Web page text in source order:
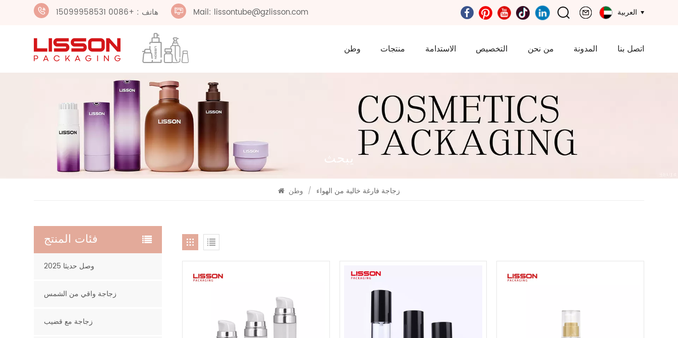
هاتف : +0086 15099958531 Mail: lissontube@gzlisson.com العربية
وطن منتجات الاستدامة التخصيص من نحن المدونة اتصل بنا
يبحث
/ زجاجة فارغة خالية من الهواء
فئات المنتج
2025 وصل حديثا
زجاجة واقي من الشمس
زجاجة مع قضيب